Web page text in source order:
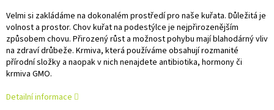
Velmi si zakládáme na dokonalém prostředí pro naše kuřata. Důležitá je
volnost a prostor. Chov kuřat na podestýlce je nejpřirozenějším
způsobem chovu. Přirozený růst a možnost pohybu mají blahodárný vliv
na zdraví drůbeže. Krmiva, která používáme obsahují rozmanité
přírodní složky a naopak v nich nenajdete antibiotika, hormony či
krmiva GMO.
Detailní informace